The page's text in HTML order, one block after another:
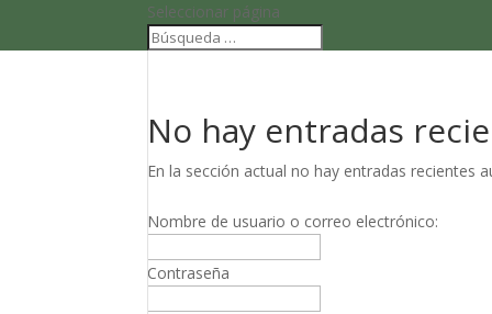
Seleccionar página
No hay entradas
En la sección actual no hay entradas recientes
Nombre de usuario o correo electrónico:
Contraseña